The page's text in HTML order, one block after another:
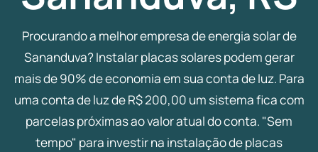
Procurando a melhor empresa de energia solar de
Sananduva? Instalar placas solares podem gerar
mais de 90% de economia em sua conta de luz. Para
uma conta de luz de R$ 200,00 um sistema fica com
parcelas próximas ao valor atual do conta. "Sem
tempo" para investir na instalação de placas